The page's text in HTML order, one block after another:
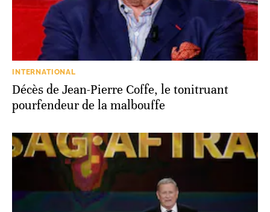
INTERNATIONAL
Décès de Jean-Pierre Coffe, le tonitruant
pourfendeur de la malbouffe